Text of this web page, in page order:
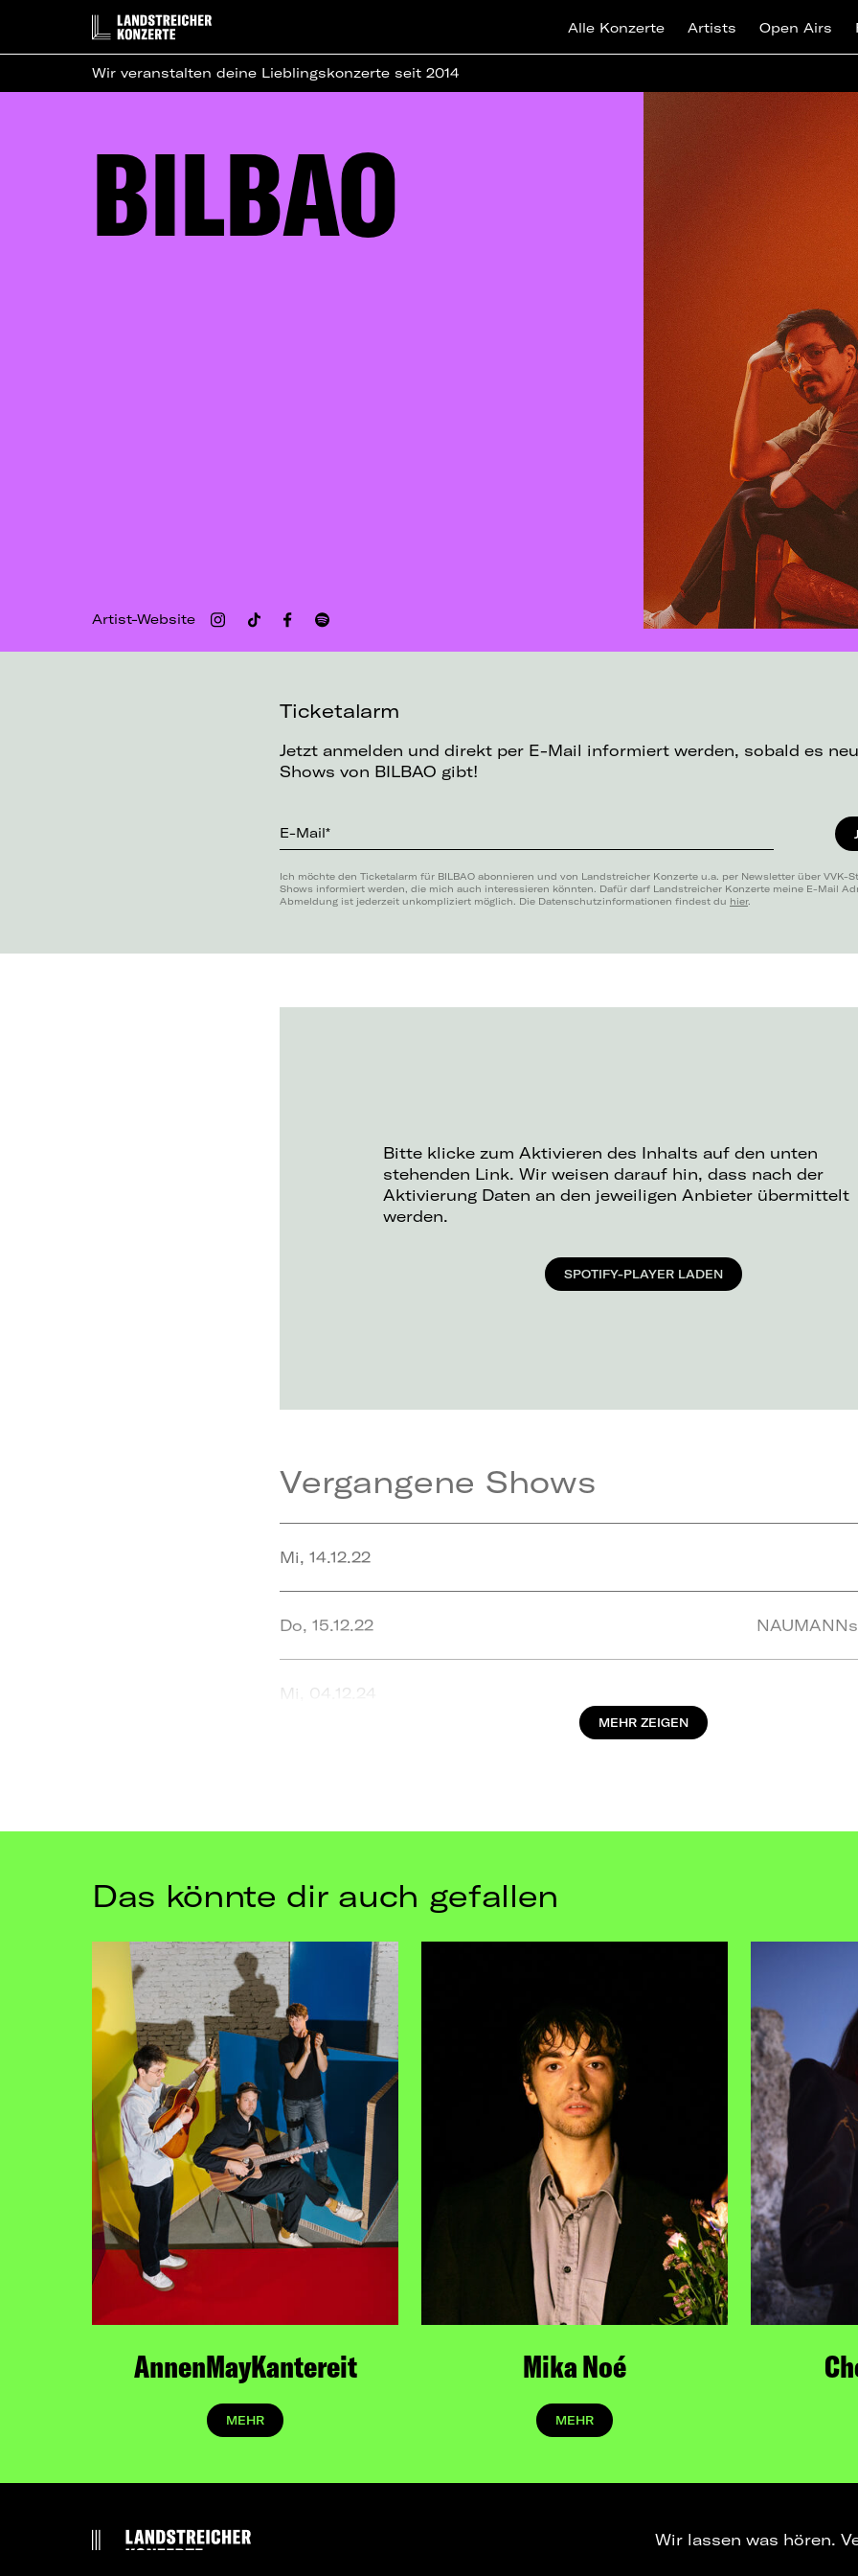
Alle Konzerte Artists Open Airs
Wir veranstalten deine Lieblingskonzerte seit 2014
BILBAO
Artist-Website
Ticketalarm
Jetzt anmelden und direkt per E-Mail informiert werden, sobald es
Shows von BILBAO gibt!
E-Mail*
Ich möchte den Ticketalarm für BILBAO abonnieren und von Landstreicher Konzerte u.a. per Newsletter über VVK-
Shows informiert werden, die mich auch interessieren könnten. Dafür darf Landstreicher Konzerte meine E-Mail
Abmeldung ist jederzeit unkompliziert möglich. Die Datenschutzinformationen findest du hier.
Bitte klicke zum Aktivieren des Inhalts auf den unten
stehenden Link. Wir weisen darauf hin, dass nach der
Aktivierung Daten an den jeweiligen Anbieter übermittelt
werden.
SPOTIFY-PLAYER LADEN
Vergangene Shows
Mi, 14.12.22
Do, 15.12.22
Mi, 04.12.24
MEHR ZEIGEN
Das könnte dir auch gefallen
AnnenMayKantereit
MEHR
Mika Noé
MEHR
Wir lassen was hören.